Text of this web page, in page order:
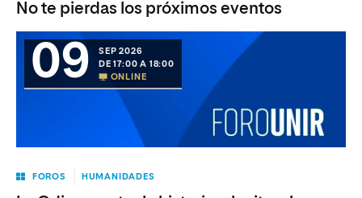
No te pierdas los próximos eventos
09
SEP 2026
DE 17:00 A 18:00
ONLINE
FOROS HUMANIDADES